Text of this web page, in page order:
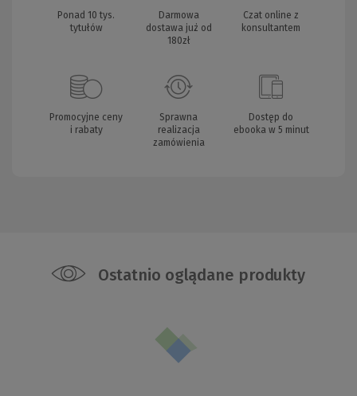
Ponad 10 tys.
tytułów
Darmowa
dostawa już od
180zł
Czat online z
konsultantem
Promocyjne ceny
i rabaty
Sprawna
realizacja
zamówienia
Dostęp do
ebooka w 5 minut
Ostatnio oglądane produkty